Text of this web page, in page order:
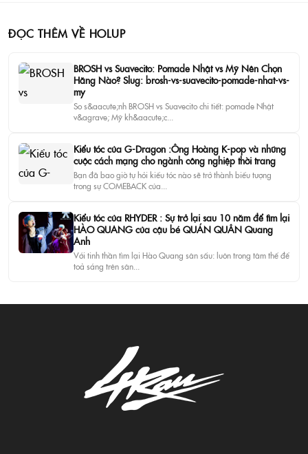
ĐỌC THÊM VỀ HOLUP
BROSH vs Suavecito: Pomade Nhật vs Mỹ Nên Chọn
Hãng Nào? Slug: brosh-vs-suavecito-pomade-nhat-vs-
my
So s&aacute;nh BROSH vs Suavecito chi tiết: pomade Nhật
v&agrave; Mỹ kh&aacute;c...
Kiểu tóc của G-Dragon :Ông Hoàng K-pop và những
cuộc cách mạng cho ngành công nghiệp thời trang
Bạn đã bao giờ tự hỏi kiểu tóc nào sẽ trở thành biểu tượng
trong sự COMEBACK của...
Kiểu tóc của RHYDER : Sự trở lại sau 10 năm để tìm lại
HÀO QUANG của cậu bé QUÁN QUÂN Quang
Anh
Với tinh thần tìm lại Hào Quang sân sấu: luôn trong tâm thế để
toả sáng trên sân...